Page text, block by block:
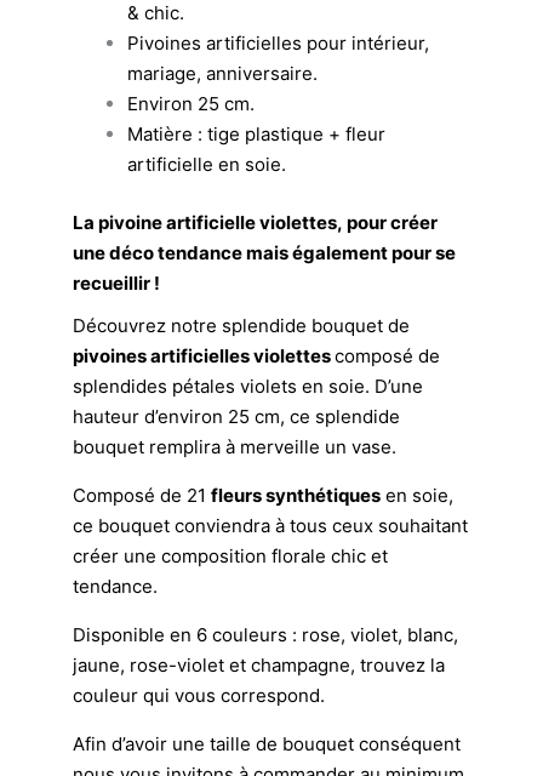
& chic.
Pivoines artificielles pour intérieur,
mariage, anniversaire.
Environ 25 cm.
Matière : tige plastique + fleur
artificielle en soie.
La pivoine artificielle violettes, pour créer
une déco tendance mais également pour se
recueillir !
Découvrez notre splendide bouquet de
pivoines artificielles violettescomposé de
splendides pétales violets en soie. D’une
hauteur d’environ 25 cm, ce splendide
bouquet remplira à merveille un vase.
Composé de 21 fleurs synthétiques en soie,
ce bouquet conviendra à tous ceux souhaitant
créer une composition florale chic et
tendance.
Disponible en 6 couleurs : rose, violet, blanc,
jaune, rose-violet et champagne, trouvez la
couleur qui vous correspond.
Afin d’avoir une taille de bouquet conséquent